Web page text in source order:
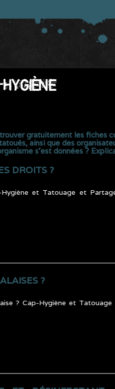
gratuitement les fiches
ainsi que des
s’est données ?
DROITS ?
et Tatouage et
?
? Cap-Hygiène et